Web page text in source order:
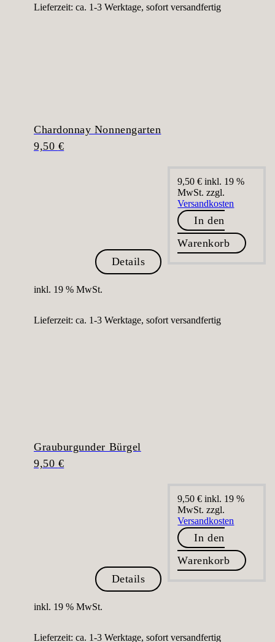
Lieferzeit: ca. 1-3 Werktage, sofort versandfertig
Chardonnay Nonnengarten
9,50 €
Details
9,50€ inkl. 19 %
MwSt. zzgl.
Versandkosten
In den
Warenkorb
inkl. 19 % MwSt.
Lieferzeit: ca. 1-3 Werktage, sofort versandfertig
Grauburgunder Bürgel
9,50 €
Details
9,50€ inkl. 19 %
MwSt. zzgl.
Versandkosten
In den
Warenkorb
inkl. 19 % MwSt.
Lieferzeit: ca. 1-3 Werktage, sofort versandfertig